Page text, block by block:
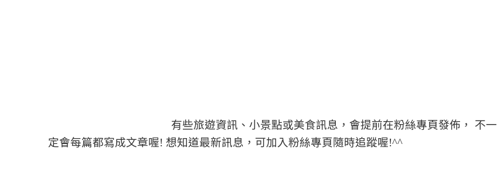
有些旅遊資訊、小景點或美食訊息，會提前在粉絲專頁發佈， 不一
定會每篇都寫成文章喔! 想知道最新訊息，可加入粉絲專頁隨時追蹤喔!^^